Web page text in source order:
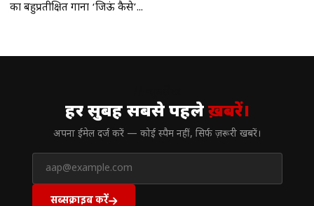
का बहुप्रतीक्षित गाना ‘जिऊं कैसे’...
हर सुबह सबसे पहलेख़बरें।
अपना ईमेल दर्ज करें — कोई स्पैम नहीं, सिर्फ ज़रूरी खबरें।
सब्सक्राइब करें